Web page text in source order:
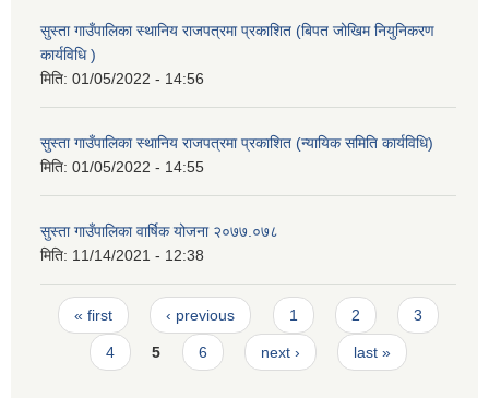
सुस्ता गाउँपालिका स्थानिय राजपत्रमा प्रकाशित (बिपत जोखिम नियुनिकरण
कार्यविधि )
मिति: 01/05/2022 - 14:56
सुस्ता गाउँपालिका स्थानिय राजपत्रमा प्रकाशित (न्यायिक समिति कार्यविधि)
मिति: 01/05/2022 - 14:55
सुस्ता गाउँपालिका वार्षिक योजना २०७७.०७८
मिति: 11/14/2021 - 12:38
Pages
« first ‹ previous 1 2 3
4 5 6 next › last »